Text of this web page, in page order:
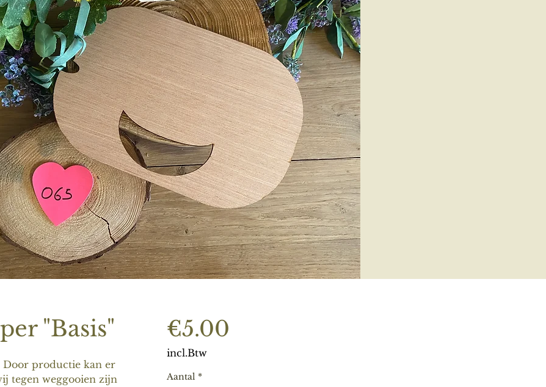
"Basis"
Door productie kan er
tegen weggooien zijn
€5.00
incl.Btw
Aantal *